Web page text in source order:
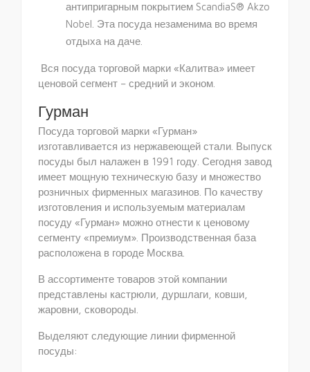
антипригарным покрытием ScandiaS® Akzo
Nobel. Эта посуда незаменима во время
отдыха на даче.
Вся посуда торговой марки «Калитва» имеет
ценовой сегмент – средний и эконом.
Гурман
Посуда торговой марки «Гурман»
изготавливается из нержавеющей стали. Выпуск
посуды был налажен в 1991 году. Сегодня завод
имеет мощную техническую базу и множество
розничных фирменных магазинов. По качеству
изготовления и используемым материалам
посуду «Гурман» можно отнести к ценовому
сегменту «премиум». Производственная база
расположена в городе Москва.
В ассортименте товаров этой компании
представлены кастрюли, дуршлаги, ковши,
жаровни, сковороды.
Выделяют следующие линии фирменной
посуды: